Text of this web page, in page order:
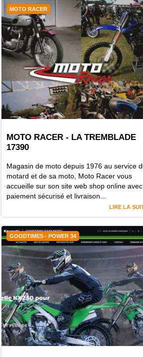
MOTO RACER
MOTO RACER - LA TREMBLADE
17390
Magasin de moto depuis 1976 au service
motard et de sa moto, Moto Racer vous
accueille sur son site web shop online avec
paiement sécurisé et livraison...
LIRE LA
GOODTIMES - POWER 34